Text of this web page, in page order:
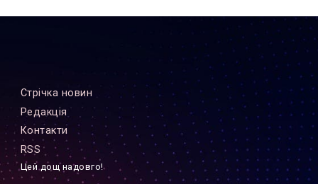
Стрiчка новин
Редакцiя
Контакти
RSS
Цей дощ надовго!